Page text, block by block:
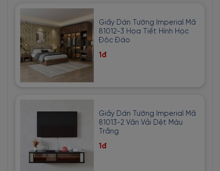
Giấy Dán Tường Imperial Mã
81012-3 Họa Tiết Hình Học
Độc Đáo
1đ
Giấy Dán Tường Imperial Mã
81013-2 Vân Vải Dệt Màu
Trắng
1đ